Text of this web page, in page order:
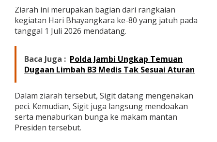
a
h
k
a
k
a
u
s
D
Ziarah ini merupakan bagian dari rangkaian
kegiatan Hari Bhayangkara ke-80 yang jatuh pada
tanggal 1 Juli 2026 mendatang.
Baca Juga : Polda Jambi Ungkap Temuan
Dugaan Limbah B3 Medis Tak Sesuai Aturan
Dalam ziarah tersebut, Sigit datang mengenakan
peci. Kemudian, Sigit juga langsung mendoakan
serta menaburkan bunga ke makam mantan
Presiden tersebut.